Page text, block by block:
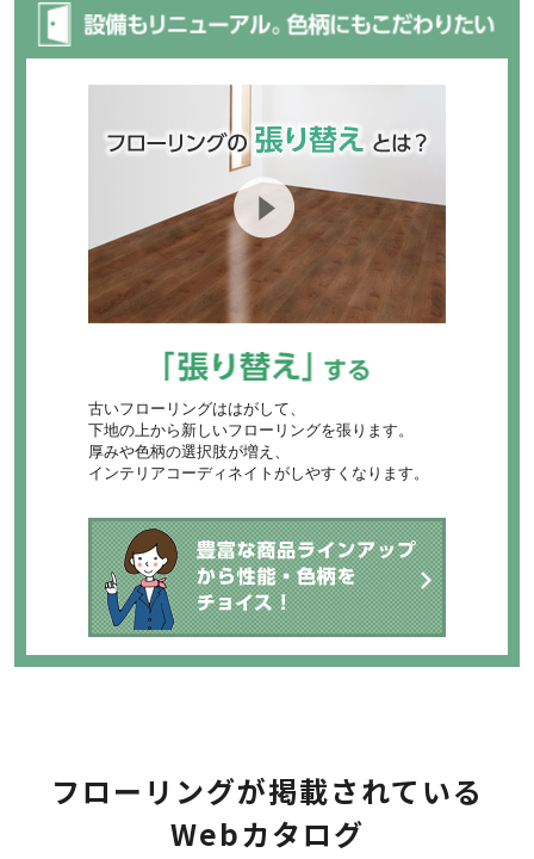
古いフローリングははがして、
下地の上から新しいフローリングを張ります。
厚みや色柄の選択肢が増え、
インテリアコーディネイトがしやすくなります。
フローリングが掲載されている
Webカタログ